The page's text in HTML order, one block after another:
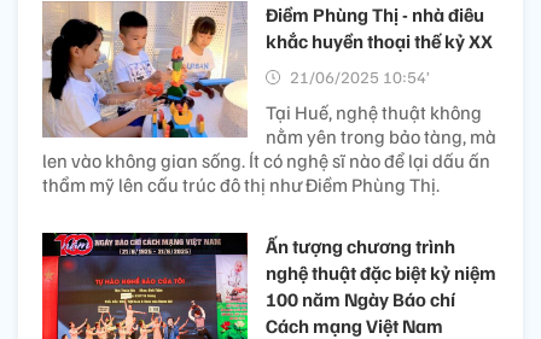
Điềm Phùng Thị - nhà điêu
khắc huyền thoại thế kỷ XX
21/06/2025 10:54’
Tại Huế, nghệ thuật không
nằm yên trong bảo tàng, mà
len vào không gian sống. Ít có nghệ sĩ nào để lại dấu ấn
thẩm mỹ lên cấu trúc đô thị như Điềm Phùng Thị.
Ấn tượng chương trình
nghệ thuật đặc biệt kỷ niệm
100 năm Ngày Báo chí
Cách mạng Việt Nam